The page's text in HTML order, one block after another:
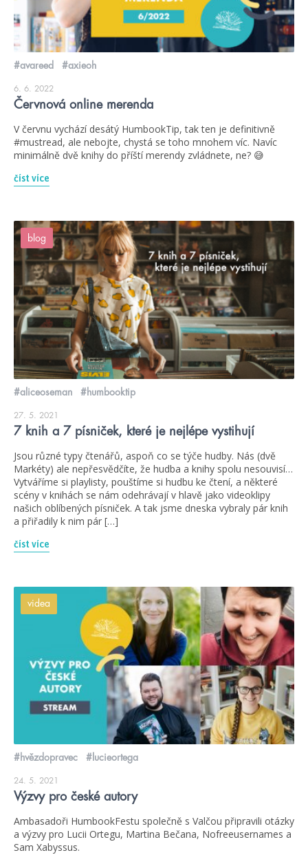
#avareed #axieoh
6. 6. 2022
Červnová online merenda
V červnu vychází desátý HumbookTip, tak ten je definitivně
#mustread, ale nebojte, chystá se toho mnohem víc. Navíc
minimálně dvě knihy do příští merendy zvládnete, ne? 😅
číst více
blog
#aliceoseman #humbooktip
27. 5. 2021
7 knih a 7 písniček, které je nejlépe vystihují
Jsou různé typy čtenářů, aspoň co se týče hudby. Nás (dvě
Markéty) ale nepřesvědčíte, že hudba a knihy spolu nesouvisí…
Vytváříme si playlisty, pouštíme si hudbu ke čtení, a některé
scény v knihách se nám odehrávají v hlavě jako videoklipy
našich oblíbených písniček. A tak jsme dneska vybraly pár knih
a přiřadily k nim pár […]
číst více
videa
#hvězdopravec #lucieortega
24. 5. 2021
Výzvy pro české autory
Ambasadoři HumbookFestu společně s Valčou připravili otázky
a výzvy pro Lucii Ortegu, Martina Bečana, Nofreeusernames a
Sam Xabyssus.